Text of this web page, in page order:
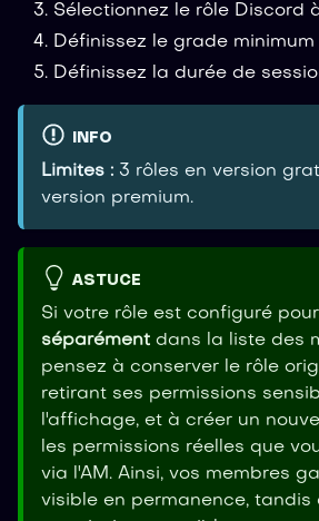
Sélectionnez le rôle Discord
Définissez le grade minimum
Définissez la durée de
INFO
Limites : 3 rôles en version
version premium.
ASTUCE
Si votre rôle est configuré
séparément dans la liste des
pensez à conserver le rôle
retirant ses permissions
l'affichage, et à créer un
les permissions réelles que
via l'AM. Ainsi, vos membres
visible en permanence, tandis